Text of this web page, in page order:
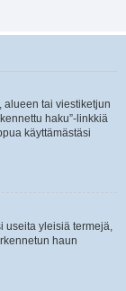
alueen tai viestiketjun
haku”-linkkiä
käyttämästäsi
useita yleisiä termejä,
haun